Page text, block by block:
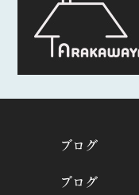
ブログ
ブログ